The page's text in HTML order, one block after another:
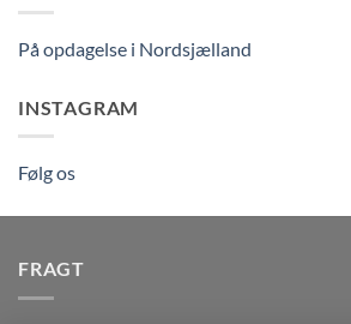
På opdagelse i Nordsjælland
INSTAGRAM
Følg os
FRAGT